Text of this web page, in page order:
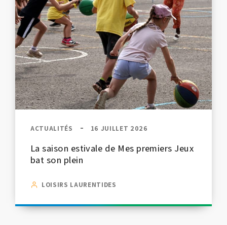
ACTUALITÉS 16 JUILLET 2026
La saison estivale de Mes premiers Jeux
bat son plein
LOISIRS LAURENTIDES